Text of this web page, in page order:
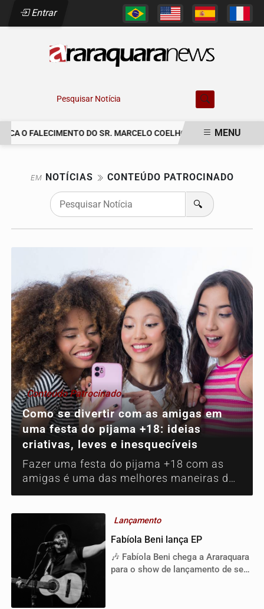
Entrar
Pesquisar Notícia
O FALECIMENTO DO SR. MARCELO COELHO. COM PESAR,
MENU
EM NOTÍCIAS CONTEÚDO PATROCINADO
🔍
Conteúdo Patrocinado
Como se divertir com as amigas em
uma festa do pijama +18: ideias
criativas, leves e inesquecíveis
Fazer uma festa do pijama +18 com as
amigas é uma das melhores maneiras de
relaxar, dar risada, dividir segredos e viver
feminino consegue proporcionar.
Lançamento
Fabíola Beni lança EP
🎶 Fabíola Beni chega a Araraquara
para o show de lançamento de seu